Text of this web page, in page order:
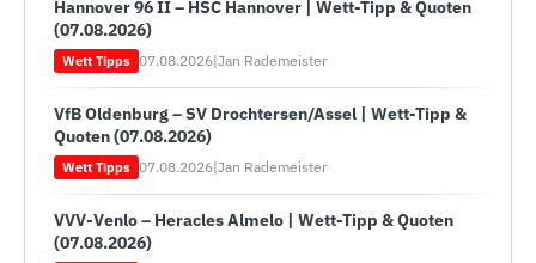
Hannover 96 II – HSC Hannover | Wett-Tipp & Quoten
(07.08.2026)
Wett Tipps 07.08.2026|Jan Rademeister
VfB Oldenburg – SV Drochtersen/Assel | Wett-Tipp &
Quoten (07.08.2026)
Wett Tipps 07.08.2026|Jan Rademeister
VVV-Venlo – Heracles Almelo | Wett-Tipp & Quoten
(07.08.2026)